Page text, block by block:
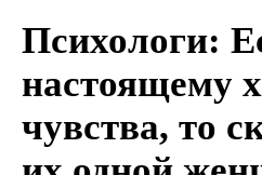
Психологи:
настоящему
чувства, то